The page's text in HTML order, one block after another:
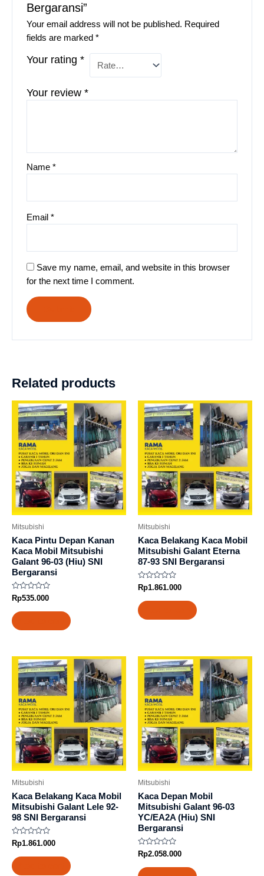
Bergaransi”
Your email address will not be published. Required
fields are marked*
Your rating*
Your review*
Name*
Email*
Save my name, email, and website in this browser
for the next time I comment.
Related products
Mitsubishi
Kaca Pintu Depan Kanan
Kaca Mobil Mitsubishi
Galant 96-03 (Hiu) SNI
Bergaransi
Rated
0
out
of
5
Rp535.000
Mitsubishi
Kaca Belakang Kaca Mobil
Mitsubishi Galant Eterna
87-93 SNI Bergaransi
Rated
0
out
of
5
Rp1.861.000
Mitsubishi
Kaca Belakang Kaca Mobil
Mitsubishi Galant Lele 92-
98 SNI Bergaransi
Rated
0
out
of
5
Rp1.861.000
Mitsubishi
Kaca Depan Mobil
Mitsubishi Galant 96-03
YC/EA2A (Hiu) SNI
Bergaransi
Rated
0
out
of
Rp2.058.000